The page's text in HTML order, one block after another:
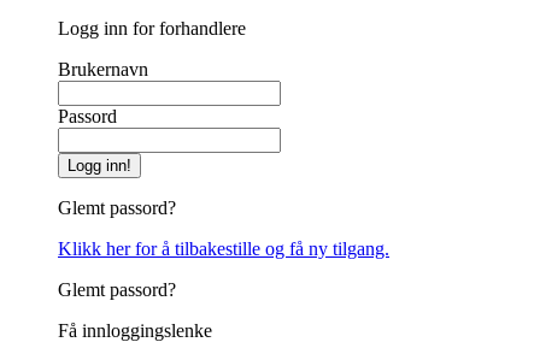
Logg inn for forhandlere
Brukernavn
Passord
Logg inn!
Glemt passord?
Klikk her for å tilbakestille og få ny tilgang.
Glemt passord?
Få innloggingslenke